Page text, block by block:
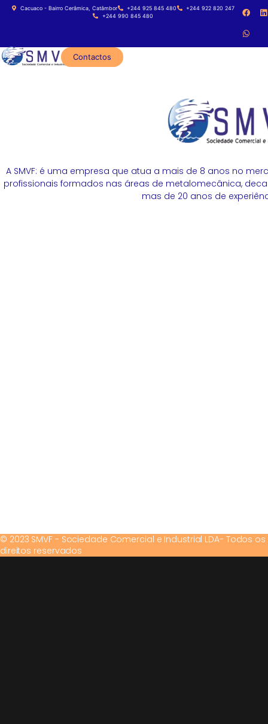
Cacuaco - Bairro Cerâmica, Catâmbor +244 925 845 480
+244 922 820 247
+244 990 845 480
Contactos
A SMVF: é uma empresa que atua a mais de 8 anos no
profissionais formados nas áreas de metalomecânica,
mas de 20 anos de
© 2023 SMVF - Sociedade Comercial e Industrial LDA- Todos os
direitos reservados